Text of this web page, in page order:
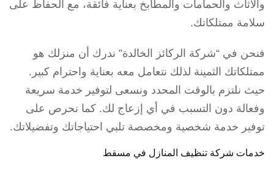
والأثاث والحمامات والمطابخ بعناية فائقة، مع الحفاظ على
سلامة ممتلكاتك.
فنحن في “شركة الركائز الخالدة” ندرك أن منزلك هو
ممتلكاتك الثمينة لذلك نتعامل معه بعناية واحترام كبير.
حيث نلتزم بالوقت المحدد ونسعى لتوفير خدمة سريعة
وفعالة دون التسبب في أي إزعاج لك. كما نحرص على
توفير خدمة شخصية ومخصصة تلبي احتياجاتك وتفضيلاتك.
خدمات شركة تنظيف المنازل في مسقط